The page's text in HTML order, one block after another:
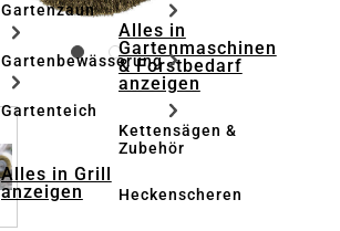
Gartenzaun
Gartenbewässerung
Gartenteich
Alles in Grill
anzeigen
Alles in
Gartenmaschinen
& Forstbedarf
anzeigen
Kettensägen &
Zubehör
Heckenscheren